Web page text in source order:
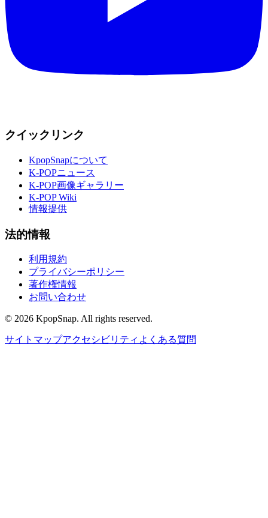
クイックリンク
KpopSnapについて
K-POPニュース
K-POP画像ギャラリー
K-POP Wiki
情報提供
法的情報
利用規約
プライバシーポリシー
著作権情報
お問い合わせ
© 2026 KpopSnap. All rights reserved.
サイトマップアクセシビリティ よくある質問